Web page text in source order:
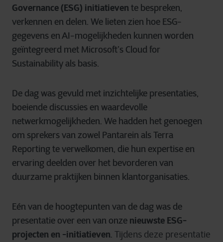
Governance (ESG) initiatievente bespreken,
verkennen en delen. We lieten zien hoe ESG-
gegevens en AI-mogelijkheden kunnen worden
geïntegreerd met Microsoft’s Cloud for
Sustainability als basis.
De dag was gevuld met inzichtelijke presentaties,
boeiende discussies en waardevolle
netwerkmogelijkheden. We hadden het genoegen
om sprekers van zowel Pantarein als Terra
Reporting te verwelkomen, die hun expertise en
ervaring deelden over het bevorderen van
duurzame praktijken binnen klantorganisaties.
Eén van de hoogtepunten van de dag was de
presentatie over een van onze nieuwste ESG-
projecten en -initiatieven. Tijdens deze presentatie